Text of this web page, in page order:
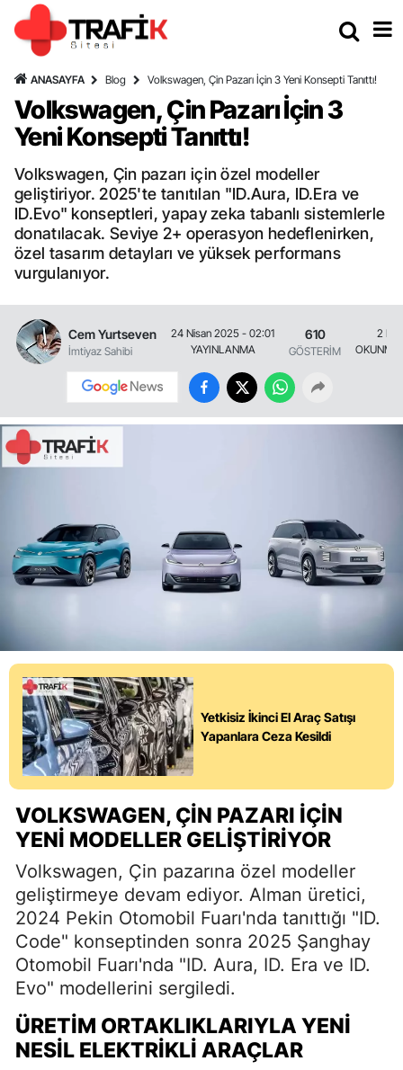
ANASAYFA Blog Volkswagen, Çin Pazarı İçin 3 Yeni Konsepti Tanıttı!
Volkswagen, Çin Pazarı İçin 3
Yeni Konsepti Tanıttı!
Volkswagen, Çin pazarı için özel modeller
geliştiriyor. 2025'te tanıtılan "ID.Aura, ID.Era ve
ID.Evo" konseptleri, yapay zeka tabanlı sistemlerle
donatılacak. Seviye 2+ operasyon hedeflenirken,
özel tasarım detayları ve yüksek performans
vurgulanıyor.
Cem Yurtseven
İmtiyaz Sahibi
24 Nisan 2025 - 02:01
YAYINLANMA
610
GÖSTERİM
2
OKUNMA
Yetkisiz İkinci El Araç Satışı
Yapanlara Ceza Kesildi
VOLKSWAGEN, ÇIN PAZARI İÇIN
YENI MODELLER GELIŞTIRIYOR
Volkswagen, Çin pazarına özel modeller
geliştirmeye devam ediyor. Alman üretici,
2024 Pekin Otomobil Fuarı'nda tanıttığı "ID.
Code" konseptinden sonra 2025 Şanghay
Otomobil Fuarı'nda "ID. Aura, ID. Era ve ID.
Evo" modellerini sergiledi.
ÜRETIM ORTAKLIKLARIYLA YENI
NESIL ELEKTRIKLI ARAÇLAR